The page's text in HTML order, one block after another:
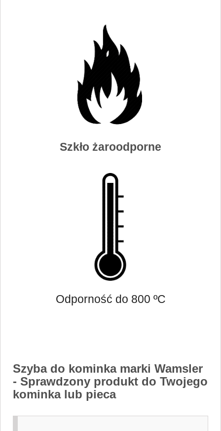
Szkło żaroodporne
Odporność do 800 ºC
Szyba do kominka marki Wamsler
- Sprawdzony produkt do Twojego
kominka lub pieca